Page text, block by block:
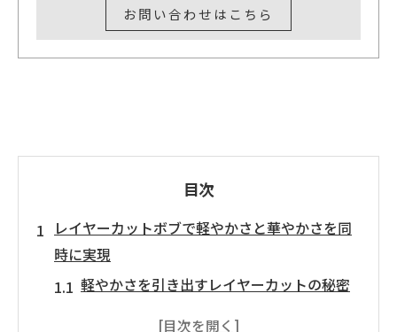
お問い合わせはこちら
目次
レイヤーカットボブで軽やかさと華やかさを同
時に実現
軽やかさを引き出すレイヤーカットの秘密
華やかさをプラスするスタイリングのコツ